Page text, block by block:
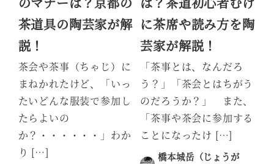
茶道具の陶芸家が解
説！
茶会や茶事（ちゃじ）に
まねかれたけど、「いっ
たいどんな服装で参加し
たらよいの
か？・・・・・・」わか
り […]
に茶席や読み方を陶
芸家が解説！
「茶事とは、なんだろ
う？」「茶会とはちがう
のだろうか？」 また、
「茶事や茶会に参加する
ことになったけ […]
橋本城岳（じょうが